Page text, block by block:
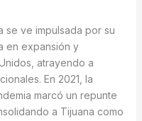
se ve impulsada por su
en expansión y
atrayendo a
En 2021, la
marcó un repunte
a Tijuana como